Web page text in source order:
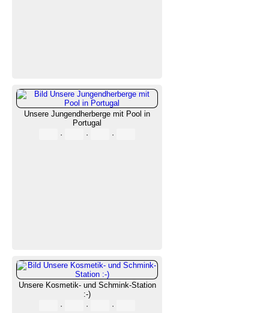
Unsere Jungendherberge mit Pool in
Portugal
·
· ·
Unsere Kosmetik- und Schmink-Station
:-)
·
· ·